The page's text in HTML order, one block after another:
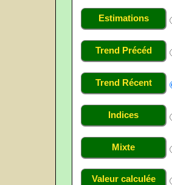
Estimations
Trend Précéd
Trend Récent
Indices
Mixte
Valeur calculée